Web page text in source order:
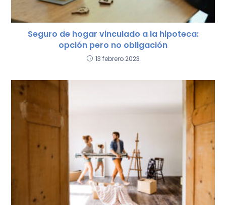
Seguro de hogar vinculado a la hipoteca:
opción pero no obligación
13 febrero 2023